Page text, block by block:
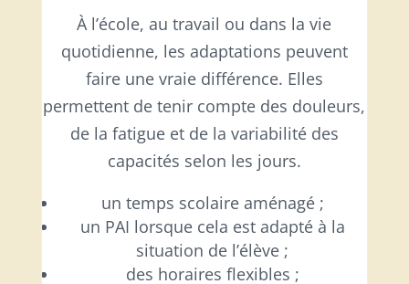
À l’école, au travail ou dans la vie
quotidienne, les adaptations peuvent
faire une vraie différence. Elles
permettent de tenir compte des douleurs,
de la fatigue et de la variabilité des
capacités selon les jours.
un temps scolaire aménagé ;
un PAI lorsque cela est adapté à la
situation de l’élève ;
des horaires flexibles ;